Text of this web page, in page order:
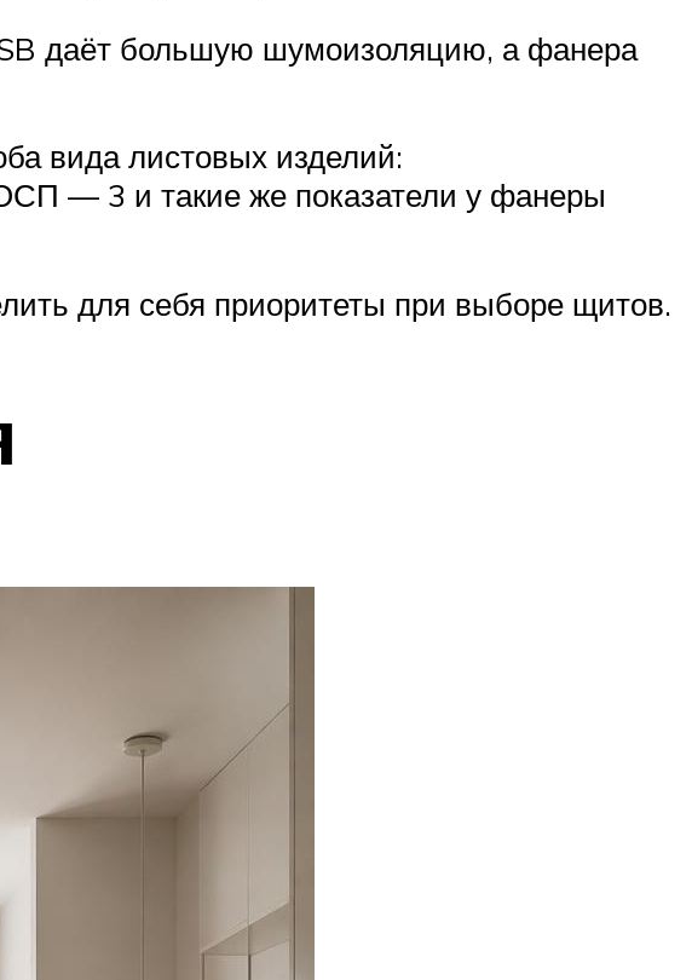
даёт большую шумоизоляцию, а фанера
вида листовых изделий:
ОСП — 3 и такие же показатели у фанеры
для себя приоритеты при выборе щитов.